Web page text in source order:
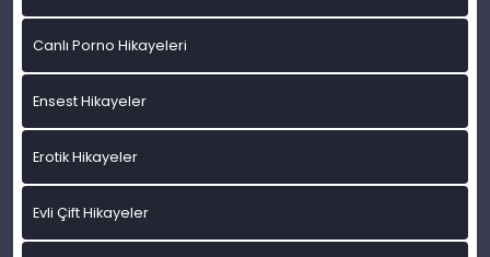
Canlı Porno Hikayeleri
Ensest Hikayeler
Erotik Hikayeler
Evli Çift Hikayeler